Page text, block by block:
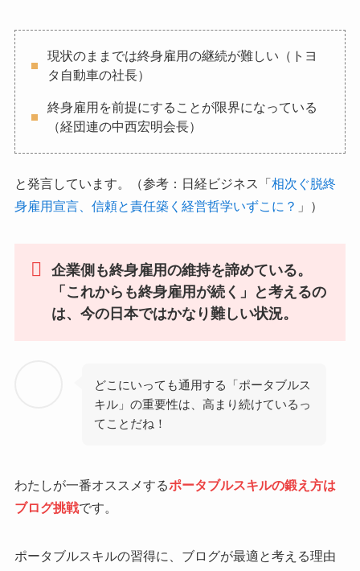
現状のままでは終身雇用の継続が難しい（トヨ
タ自動車の社長）
終身雇用を前提にすることが限界になっている
（経団連の中西宏明会長）
と発言しています。（参考：日経ビジネス「 相次ぐ脱終
身雇用宣言、信頼と責任築く経営哲学いずこに？ 」）
企業側も終身雇用の維持を諦めている。
「これからも終身雇用が続く」と考えるの
は、今の日本ではかなり難しい状況。
どこにいっても通用する「ポータブルス
キル」の重要性は、高まり続けているっ
てことだね！
わたしが一番オススメするポータブルスキルの鍛え方は
ブログ挑戦です。
ポータブルスキルの習得に、ブログが最適と考える理由